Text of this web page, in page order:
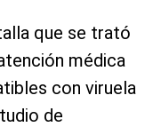
que se trató
médica
con viruela
de